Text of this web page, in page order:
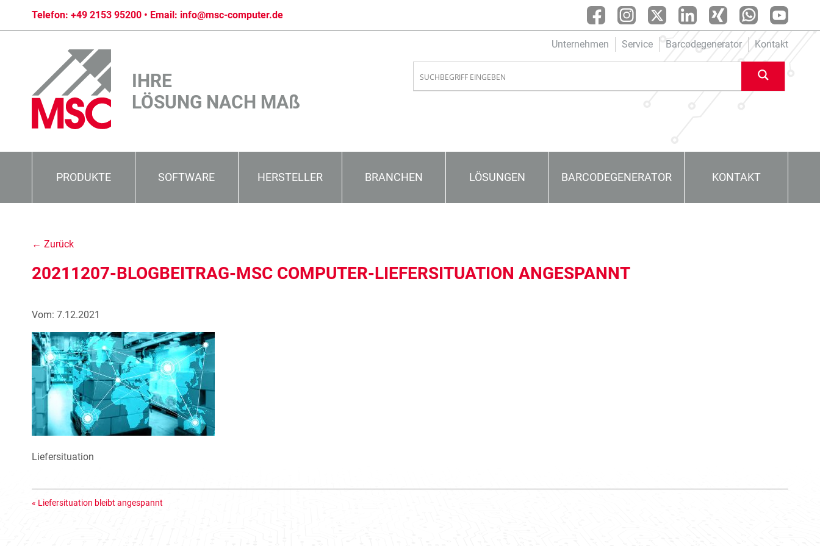
Telefon: +49 2153 95200 • Email: info@msc-computer.de
Unternehmen Service Barcodegenerator Kontakt
IHRE
LÖSUNG NACH MAß
PRODUKTE SOFTWARE HERSTELLER BRANCHEN LÖSUNGEN BARCODEGENERATOR KONTAKT
← Zurück
20211207-BLOGBEITRAG-MSC COMPUTER-LIEFERSITUATION ANGESPANNT
Vom: 7.12.2021
Liefersituation
« Liefersituation bleibt angespannt